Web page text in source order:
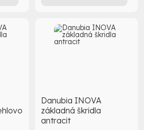
Danubia INOVA
základná škridla
antracit